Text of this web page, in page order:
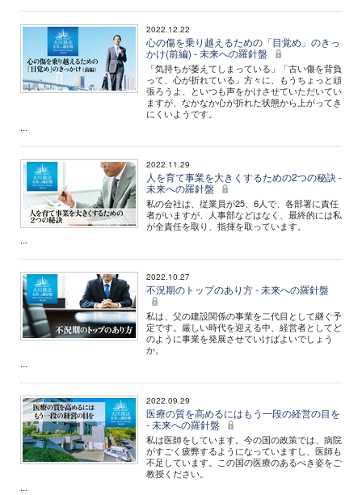
2022.12.22
心の傷を乗り越えるための「目覚め」のきっ
かけ(前編) - 未来への羅針盤
「気持ちが萎えてしまっている」「古い傷を背負
って、心が折れている」方々に、もうちょっと頑
張ろうよ、といつも声をかけさせていただいてい
ますが、なかなか心が折れた状態から上がってき
にくいようです。
...
2022.11.29
人を育て事業を大きくするための2つの秘訣 -
未来への羅針盤
私の会社は、従業員が25、6人で、各部署に責任
者がいますが、人事部などはなく、最終的には私
が全責任を取り、指揮を取っています。
...
2022.10.27
不況期のトップのあり方 - 未来への羅針盤
私は、父の建設関係の事業を二代目として継ぐ予
定です。厳しい時代を迎える中、経営者としてど
のように事業を発展させていけばよいでしょう
か。
...
2022.09.29
医療の質を高めるにはもう一段の経営の目を
- 未来への羅針盤
私は医師をしています。今の国の政策では、病院
がすごく疲弊するようになっていますし、医師も
不足しています。この国の医療のあるべき姿をご
教授ください。
...